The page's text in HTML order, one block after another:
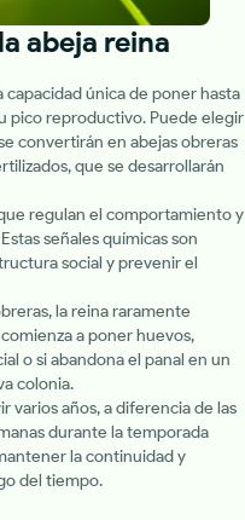
abeja reina
capacidad única de poner hasta
pico reproductivo. Puede elegir
convertirán en abejas obreras
que se desarrollarán
regulan el comportamiento y
señales químicas son
social y prevenir el
la reina raramente
a poner huevos,
o si abandona el panal en un
colonia.
varios años, a diferencia de las
durante la temporada
la continuidad y
del tiempo.